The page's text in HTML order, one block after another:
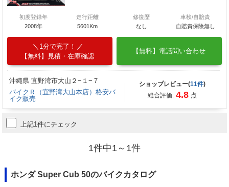
初度登録年
2008年
走行距離
5601Km
修復歴
なし
車検/自賠責
自賠責保険無し
1分で完了！
【無料】見積・在庫確認
【無料】電話問い合わせ
沖縄県 宜野湾市大山２−１−７
バイクＲ（宜野湾大山本店）格安バ
イク販売
ショップレビュー(11件)
総合評価: 4.8 点
上記1件にチェック
1件中1～1件
ホンダ Super Cub 50のバイクカタログ